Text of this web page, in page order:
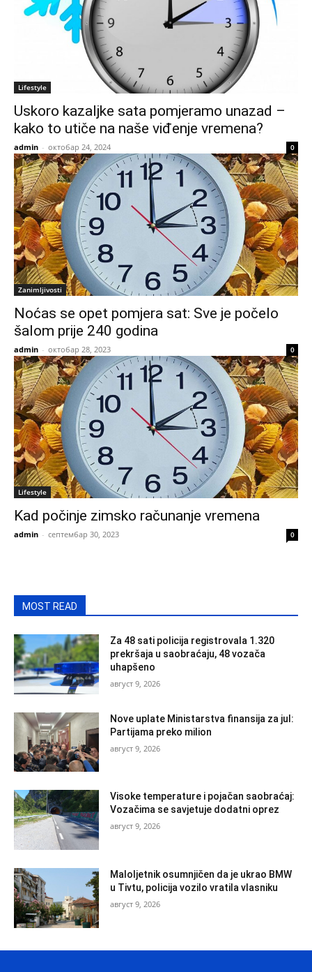
Lifestyle
Uskoro kazaljke sata pomjeramo unazad –
kako to utiče na naše viđenje vremena?
admin - октобар 24, 2024 0
Zanimljivosti
Noćas se opet pomjera sat: Sve je počelo
šalom prije 240 godina
admin - октобар 28, 2023 0
Lifestyle
Kad počinje zimsko računanje vremena
admin - септембар 30, 2023 0
MOST READ
Za 48 sati policija registrovala 1.320
prekršaja u saobraćaju, 48 vozača
uhapšeno
август 9, 2026
Nove uplate Ministarstva finansija za jul:
Partijama preko milion
август 9, 2026
Visoke temperature i pojačan saobraćaj:
Vozačima se savjetuje dodatni oprez
август 9, 2026
Maloljetnik osumnjičen da je ukrao BMW
u Tivtu, policija vozilo vratila vlasniku
август 9, 2026